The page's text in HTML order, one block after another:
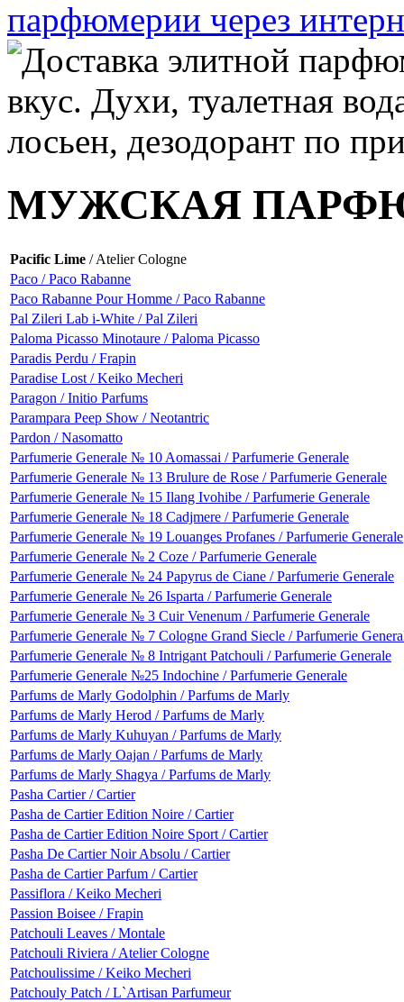
МУЖСКАЯ
Pacific Lime / Atelier Cologne
Paco / Paco Rabanne
Paco Rabanne Pour Homme / Paco Rabanne
Pal Zileri Lab i-White / Pal Zileri
Paloma Picasso Minotaure / Paloma Picasso
Paradis Perdu / Frapin
Paradise Lost / Keiko Mecheri
Paragon / Initio Parfums
Parampara Peep Show / Neotantric
Pardon / Nasomatto
Parfumerie Generale № 10 Aomassai / Parfumerie Generale
Parfumerie Generale № 13 Brulure de Rose / Parfumerie Generale
Parfumerie Generale № 15 Ilang Ivohibe / Parfumerie Generale
Parfumerie Generale № 18 Cadjmere / Parfumerie Generale
Parfumerie Generale № 19 Louanges Profanes / Parfumerie Generale
Parfumerie Generale № 2 Coze / Parfumerie Generale
Parfumerie Generale № 24 Papyrus de Ciane / Parfumerie Generale
Parfumerie Generale № 26 Isparta / Parfumerie Generale
Parfumerie Generale № 3 Cuir Venenum / Parfumerie Generale
Parfumerie Generale № 7 Cologne Grand Siecle / Parfumerie
Parfumerie Generale № 8 Intrigant Patchouli / Parfumerie Generale
Parfumerie Generale №25 Indochine / Parfumerie Generale
Parfums de Marly Godolphin / Parfums de Marly
Parfums de Marly Herod / Parfums de Marly
Parfums de Marly Kuhuyan / Parfums de Marly
Parfums de Marly Oajan / Parfums de Marly
Parfums de Marly Shagya / Parfums de Marly
Pasha Cartier / Cartier
Pasha de Cartier Edition Noire / Cartier
Pasha de Cartier Edition Noire Sport / Cartier
Pasha De Cartier Noir Absolu / Cartier
Pasha de Cartier Parfum / Cartier
Passiflora / Keiko Mecheri
Passion Boisee / Frapin
Patchouli Leaves / Montale
Patchouli Riviera / Atelier Cologne
Patchoulissime / Keiko Mecheri
Patchouly Patch / L`Artisan Parfumeur